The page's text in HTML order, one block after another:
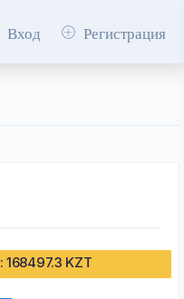
Вход Регистрация
KZT